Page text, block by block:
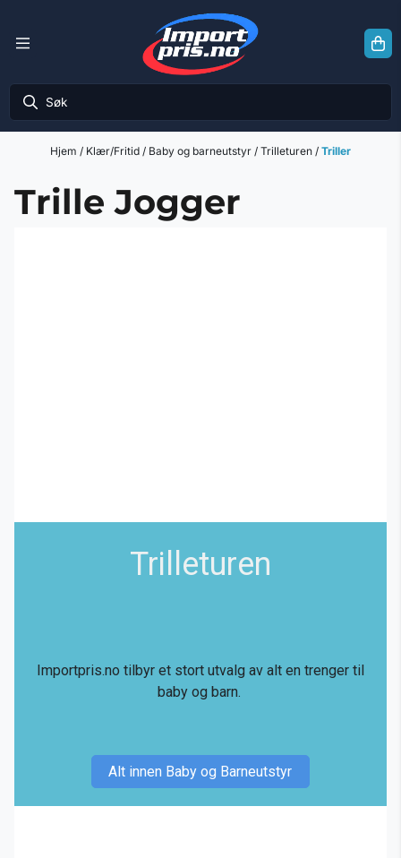
Hjem / Klær/Fritid / Baby og barneutstyr / Trilleturen / Triller
Trille Jogger
Trilleturen
Importpris.no tilbyr et stort utvalg av alt en trenger til
baby og barn.
Alt innen Baby og Barneutstyr